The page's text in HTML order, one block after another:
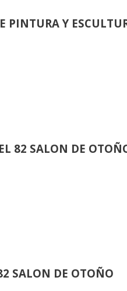
PINTURA Y
82 SALON DE
SALON DE OTOÑO